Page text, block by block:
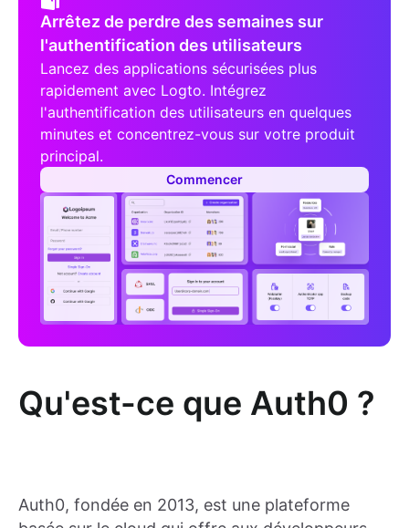
Arrêtez de perdre des semaines sur
l'authentification des utilisateurs
Lancez des applications sécurisées plus
rapidement avec Logto. Intégrez
l'authentification des utilisateurs en quelques
minutes et concentrez-vous sur votre produit
principal.
Commencer
Qu'est-ce que Auth0 ?
Auth0, fondée en 2013, est une plateforme